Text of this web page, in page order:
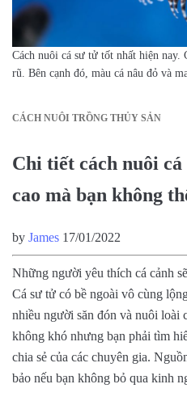
Cách nuôi cá sư tử tốt nhất hiện nay.
rũ. Bên cạnh đó, màu cá nâu đỏ và
CÁCH NUÔI TRỒNG THỦY SẢN
Chi tiết cách nuôi
cao mà bạn không
by James 17/01/2022
Những người yêu thích cá cảnh
Cá sư tử có bề ngoài vô cùng
nhiều người săn đón và nuôi loài
không khó nhưng bạn phải tìm
chia sẻ của các chuyên gia.
bảo nếu bạn không bỏ qua kinh